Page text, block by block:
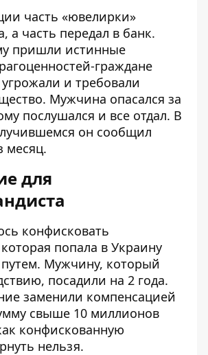
часть «ювелирки»
а часть передал в банк.
пришли истинные
граждане
и требовали
Мужчина опасался за
послушался и все отдал. В
он сообщил
месяц.
для
конфисковать
попала в Украину
Мужчину, который
посадили на 2 года.
заменили компенсацией
свыше 10 миллионов
конфискованную
нельзя.